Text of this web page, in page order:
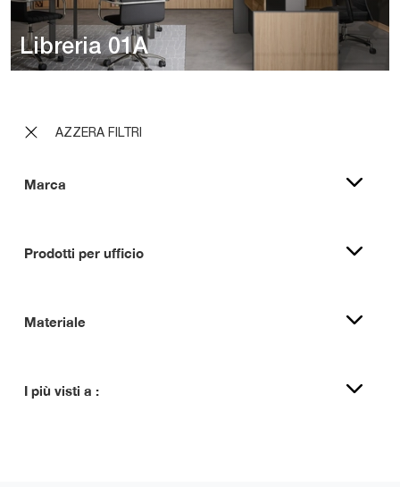
AZZERA FILTRI
Marca
Prodotti per ufficio
Materiale
I più visti a :
Libreria 01A